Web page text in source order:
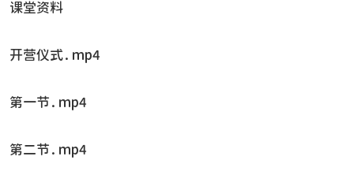
课堂资料
开营仪式.mp4
第一节.mp4
第二节.mp4